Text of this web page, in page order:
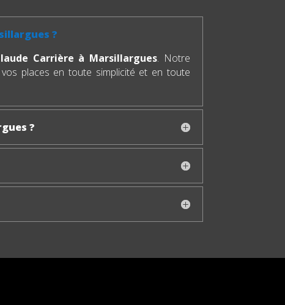
?
Carrière à Marsillargues. Notre
places en toute simplicité et en toute
?